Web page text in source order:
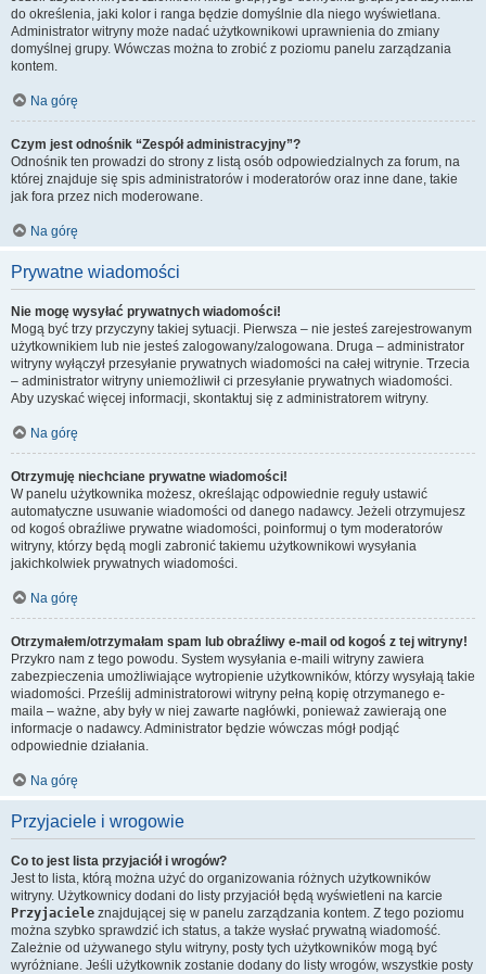
do określenia, jaki kolor i ranga będzie domyślnie dla niego wyświetlana.
Administrator witryny może nadać użytkownikowi uprawnienia do zmiany
domyślnej grupy. Wówczas można to zrobić z poziomu panelu zarządzania
kontem.
Na górę
Czym jest odnośnik “Zespół administracyjny”?
Odnośnik ten prowadzi do strony z listą osób odpowiedzialnych za forum, na
której znajduje się spis administratorów i moderatorów oraz inne dane, takie
jak fora przez nich moderowane.
Na górę
Prywatne wiadomości
Nie mogę wysyłać prywatnych wiadomości!
Mogą być trzy przyczyny takiej sytuacji. Pierwsza – nie jesteś zarejestrowanym
użytkownikiem lub nie jesteś zalogowany/zalogowana. Druga – administrator
witryny wyłączył przesyłanie prywatnych wiadomości na całej witrynie. Trzecia
– administrator witryny uniemożliwił ci przesyłanie prywatnych wiadomości.
Aby uzyskać więcej informacji, skontaktuj się z administratorem witryny.
Na górę
Otrzymuję niechciane prywatne wiadomości!
W panelu użytkownika możesz, określając odpowiednie reguły ustawić
automatyczne usuwanie wiadomości od danego nadawcy. Jeżeli otrzymujesz
od kogoś obraźliwe prywatne wiadomości, poinformuj o tym moderatorów
witryny, którzy będą mogli zabronić takiemu użytkownikowi wysyłania
jakichkolwiek prywatnych wiadomości.
Na górę
Otrzymałem/otrzymałam spam lub obraźliwy e-mail od kogoś z tej witryny!
Przykro nam z tego powodu. System wysyłania e-maili witryny zawiera
zabezpieczenia umożliwiające wytropienie użytkowników, którzy wysyłają takie
wiadomości. Prześlij administratorowi witryny pełną kopię otrzymanego e-
maila – ważne, aby były w niej zawarte nagłówki, ponieważ zawierają one
informacje o nadawcy. Administrator będzie wówczas mógł podjąć
odpowiednie działania.
Na górę
Przyjaciele i wrogowie
Co to jest lista przyjaciół i wrogów?
Jest to lista, którą można użyć do organizowania różnych użytkowników
witryny. Użytkownicy dodani do listy przyjaciół będą wyświetleni na karcie
Przyjaciele znajdującej się w panelu zarządzania kontem. Z tego poziomu
można szybko sprawdzić ich status, a także wysłać prywatną wiadomość.
Zależnie od używanego stylu witryny, posty tych użytkowników mogą być
wyróżniane. Jeśli użytkownik zostanie dodany do listy wrogów, wszystkie posty